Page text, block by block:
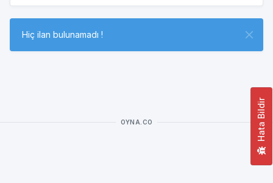
Hata Bildir
Hiç ilan bulunamadı !
OYNA.CO